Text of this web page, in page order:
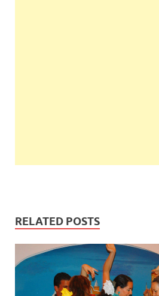
RELATED POSTS